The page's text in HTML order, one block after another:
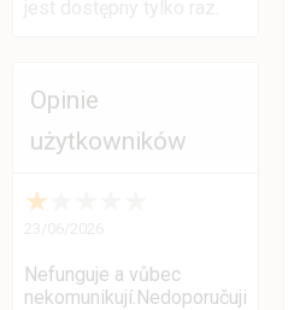
Opinie
użytkowników
★
Nefunguje a vůbec
nekomunikují.Nedoporučuji